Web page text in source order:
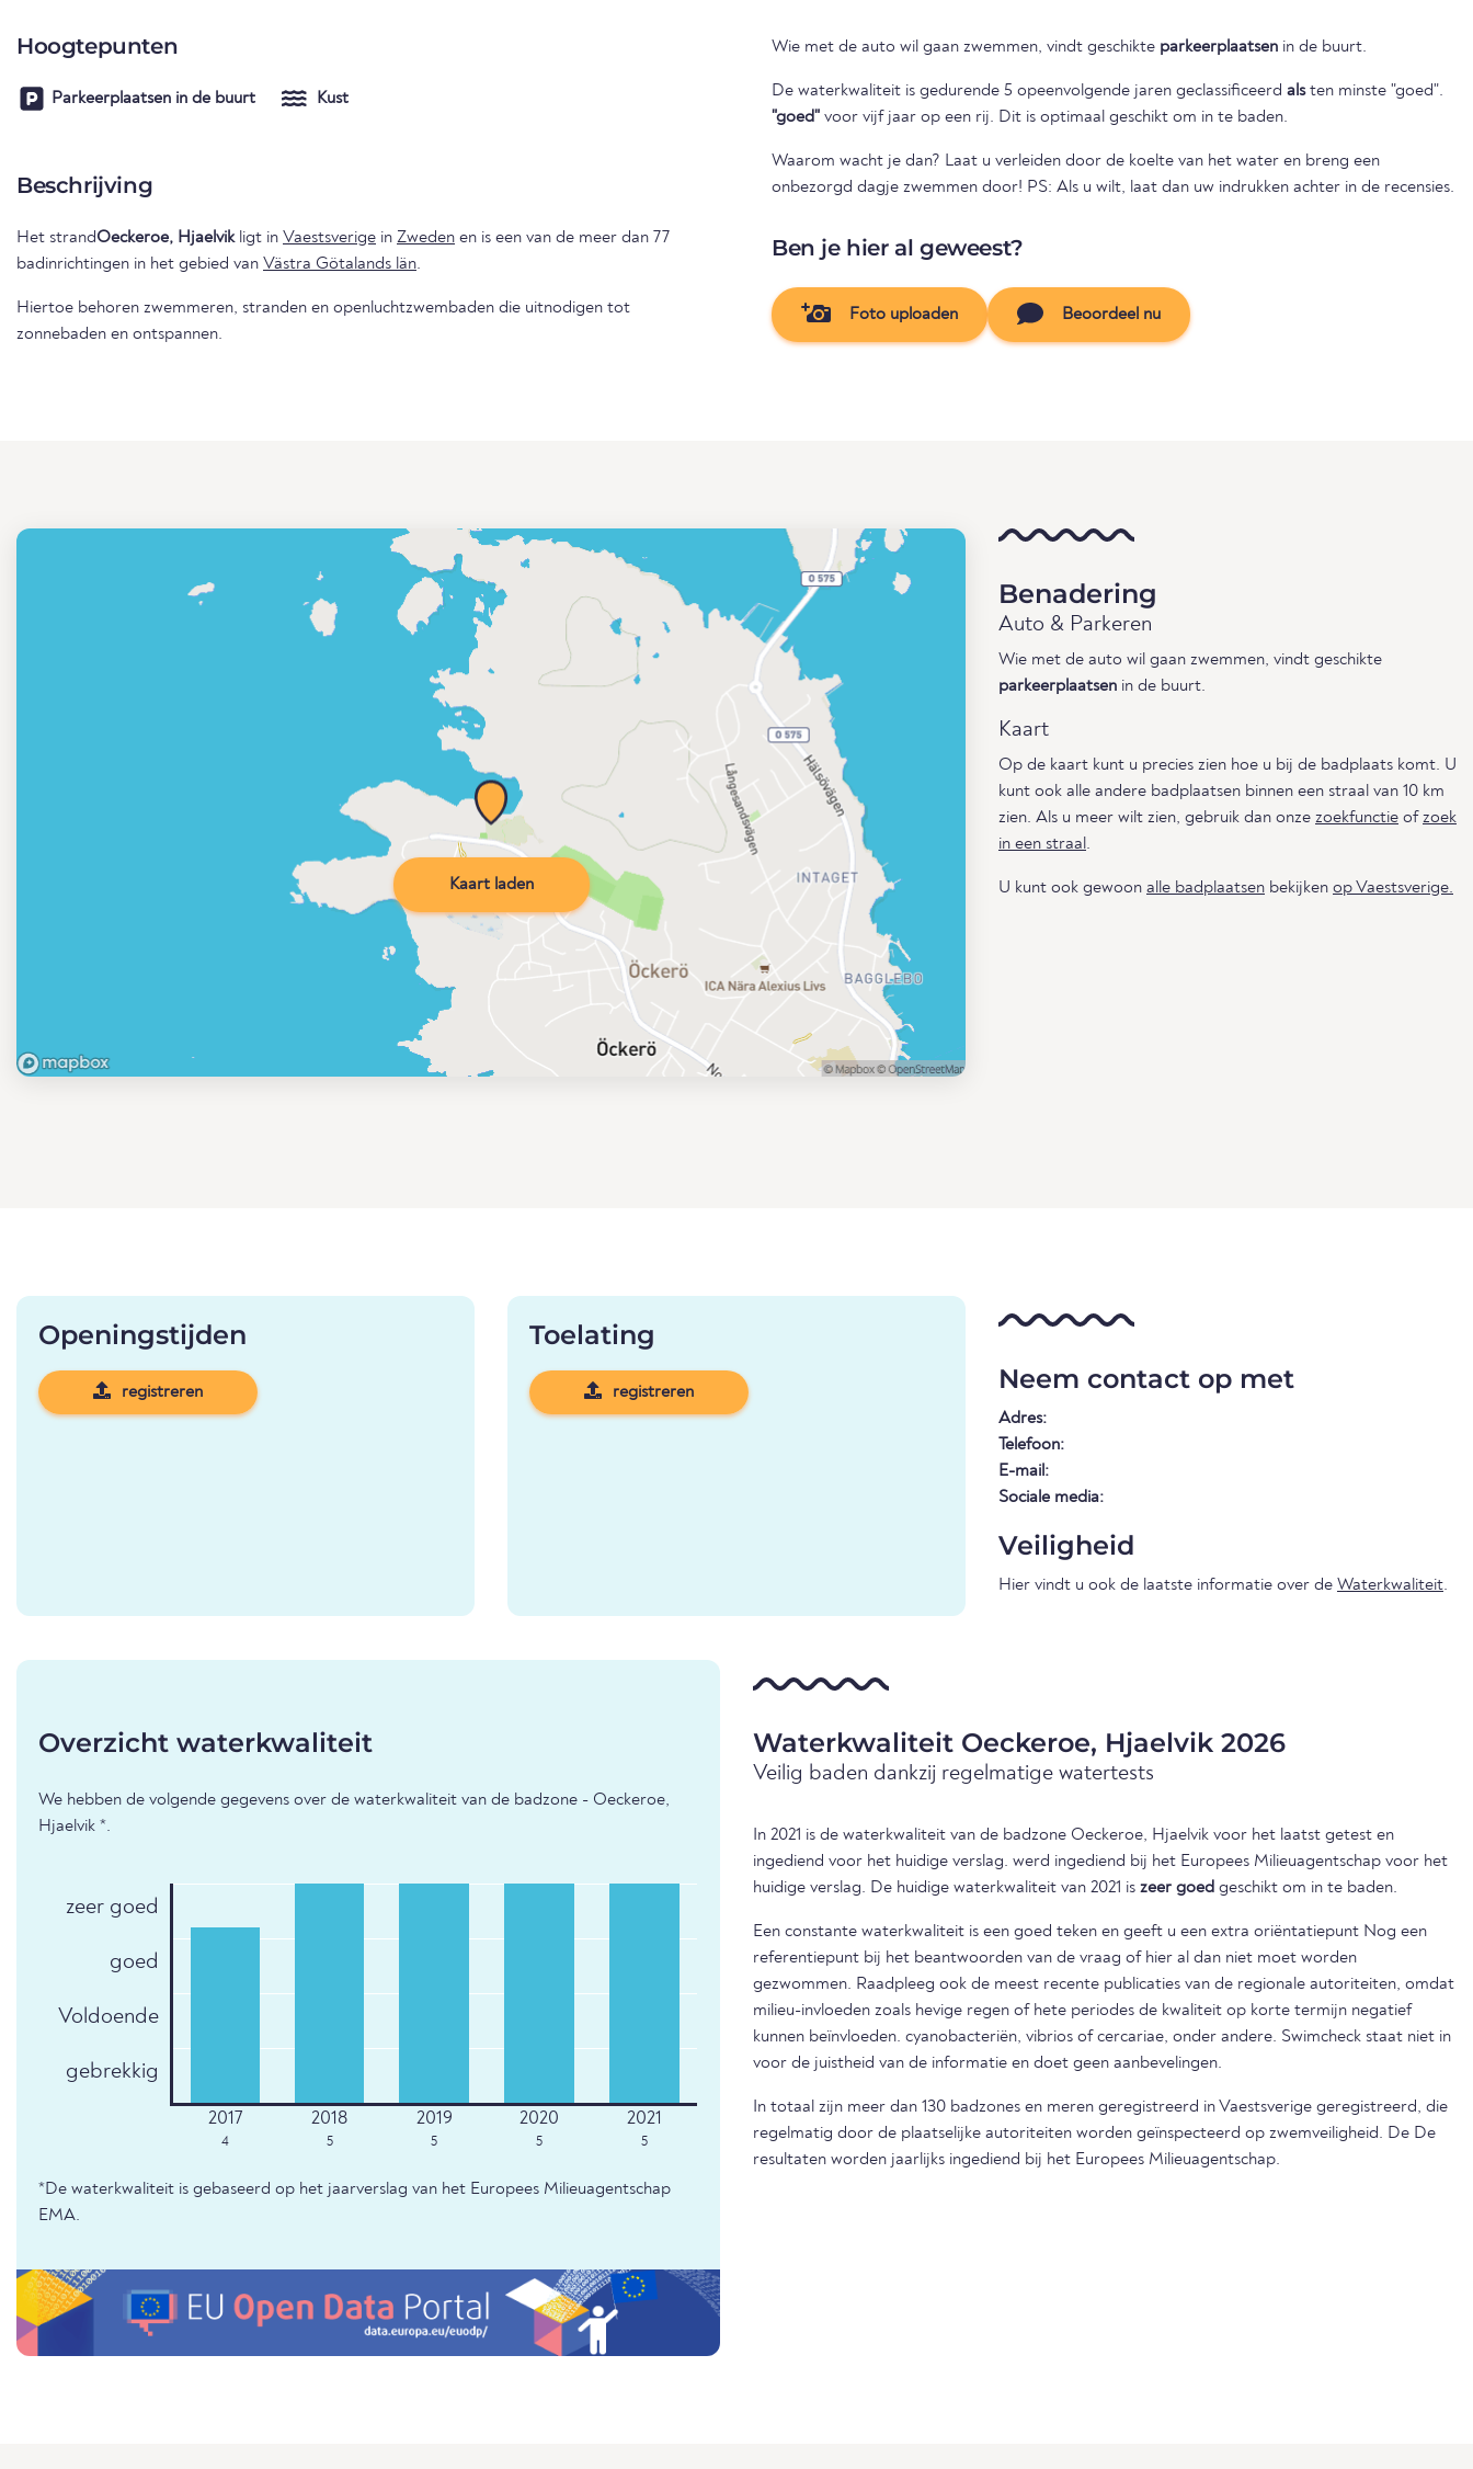
Hoogtepunten
Parkeerplaatsen in de buurt Kust
Beschrijving
Het strandOeckeroe, Hjaelvikligt in Vaestsverige in Zweden en is een van de meer dan 77
badinrichtingen in het gebied van Västra Götalands län.
Hiertoe behoren zwemmeren, stranden en openluchtzwembaden die uitnodigen tot
zonnebaden en ontspannen.
Wie met de auto wil gaan zwemmen, vindt geschikte parkeerplaatsen in de buurt.
De waterkwaliteit is gedurende 5 opeenvolgende jaren geclassificeerd alsten minste "goed".
"goed" voor vijf jaar op een rij. Dit is optimaal geschikt om in te baden.
Waarom wacht je dan? Laat u verleiden door de koelte van het water en breng een
onbezorgd dagje zwemmen door! PS: Als u wilt, laat dan uw indrukken achter in de recensies.
Ben je hier al geweest?
Foto uploaden Beoordeel nu
Kaart laden
Benadering
Auto & Parkeren
Wie met de auto wil gaan zwemmen, vindt geschikte
parkeerplaatsen in de buurt.
Kaart
Op de kaart kunt u precies zien hoe u bij de badplaats komt. U
kunt ook alle andere badplaatsen binnen een straal van 10 km
zien. Als u meer wilt zien, gebruik dan onze zoekfunctie ofzoek
in een straal .
U kunt ook gewoon alle badplaatsen bekijken op Vaestsverige.
Openingstijden
registreren
Toelating
registreren Neem contact op met
Adres:
Telefoon:
E-mail:
Sociale media:
Veiligheid
Hier vindt u ook de laatste informatie over de Waterkwaliteit.
Overzicht waterkwaliteit
We hebben de volgende gegevens over de waterkwaliteit van de badzone - Oeckeroe,
Hjaelvik *.
zeer goed
goed
Voldoende
gebrekkig
4 5 5 5 5
*De waterkwaliteit is gebaseerd op het jaarverslag van het Europees Milieuagentschap
EMA.
Waterkwaliteit Oeckeroe, Hjaelvik 2026
Veilig baden dankzij regelmatige watertests
In 2021 is de waterkwaliteit van de badzone Oeckeroe, Hjaelvik voor het laatst getest en
ingediend voor het huidige verslag. werd ingediend bij het Europees Milieuagentschap voor het
huidige verslag. De huidige waterkwaliteit van 2021 is zeer goed geschikt om in te baden.
Een constante waterkwaliteit is een goed teken en geeft u een extra oriëntatiepunt Nog een
referentiepunt bij het beantwoorden van de vraag of hier al dan niet moet worden
gezwommen. Raadpleeg ook de meest recente publicaties van de regionale autoriteiten, omdat
milieu-invloeden zoals hevige regen of hete periodes de kwaliteit op korte termijn negatief
kunnen beïnvloeden. cyanobacteriën, vibrios of cercariae, onder andere. Swimcheck staat niet in
voor de juistheid van de informatie en doet geen aanbevelingen.
In totaal zijn meer dan 130 badzones en meren geregistreerd in Vaestsverige geregistreerd, die
regelmatig door de plaatselijke autoriteiten worden geïnspecteerd op zwemveiligheid. De De
resultaten worden jaarlijks ingediend bij het Europees Milieuagentschap.